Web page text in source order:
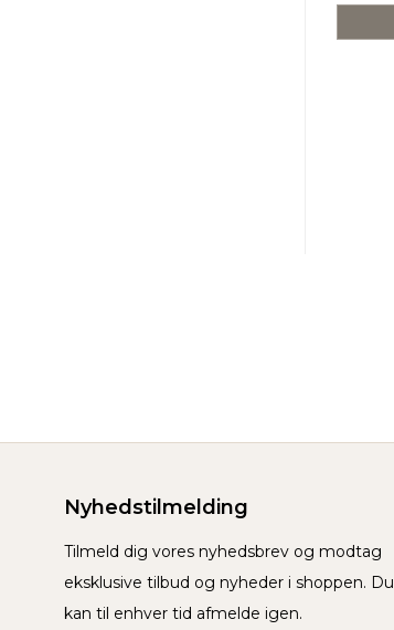
Nyhedstilmelding
Tilmeld dig vores nyhedsbrev og modtag
eksklusive tilbud og nyheder i shoppen. Du
kan til enhver tid afmelde igen.